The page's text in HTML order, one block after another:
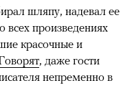
шляпу, надевал ее
всех произведениях
красочные и
, даже гости
непременно в